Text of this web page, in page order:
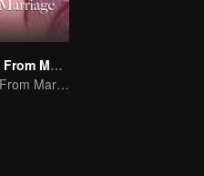
Love Start From Marriage
Love Start From Marriage